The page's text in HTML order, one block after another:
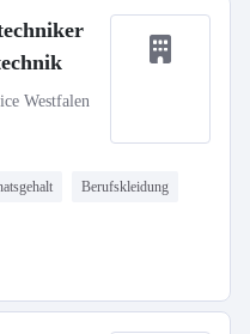
Westfalen
Berufskleidung